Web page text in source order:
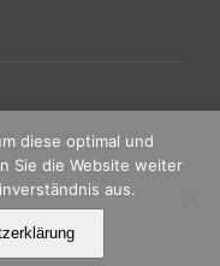
Berlin
diese optimal und
Sie die Website weiter
aus.